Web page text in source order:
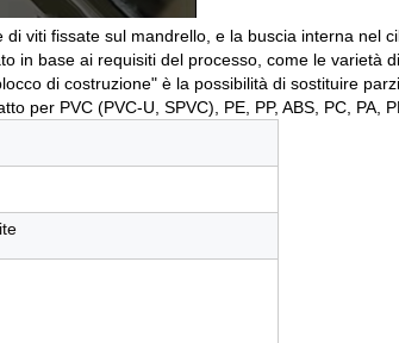
viti fissate sul mandrello, e la buscia interna nel
in base ai requisiti del processo, come le varietà
di costruzione" è la possibilità di sostituire
per PVC (PVC-U, SPVC), PE, PP, ABS, PC, PA,